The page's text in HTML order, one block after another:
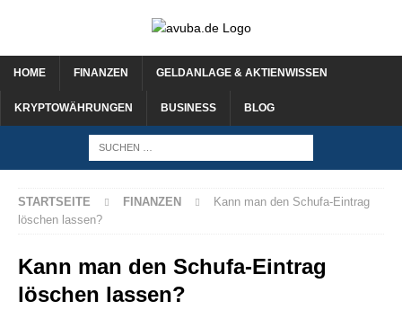
HOME FINANZEN GELDANLAGE & AKTIENWISSEN
KRYPTOWÄHRUNGEN BUSINESS BLOG
STARTSEITE FINANZEN
Kann man den Schufa-Eintrag
löschen lassen?
Kann man den Schufa-Eintrag
löschen lassen?